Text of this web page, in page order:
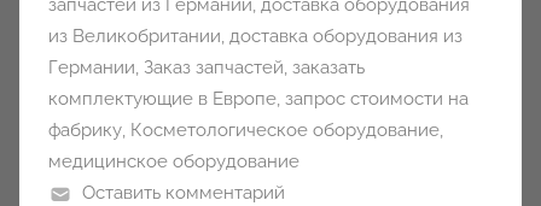
запчастей из Германии, доставка оборудования
из Великобритании, доставка оборудования из
Германии, Заказ запчастей, заказать
комплектующие в Европе, запрос стоимости на
фабрику, Косметологическое оборудование,
медицинское оборудование
Оставить комментарий